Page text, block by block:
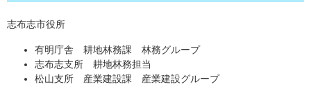
志布志市役所
有明庁舎 耕地林務課 林務グループ
志布志支所 耕地林務担当
松山支所 産業建設課 産業建設グループ